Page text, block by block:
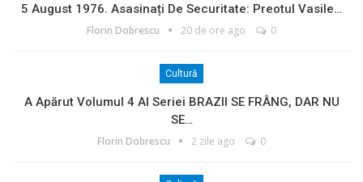
5 August 1976. Asasinați De Securitate: Preotul Vasile…
Florin Dobrescu 20 de ore ago 0
Cultură
A Apărut Volumul 4 Al Seriei BRAZII SE FRÂNG, DAR NU
SE…
Florin Dobrescu 2 zile ago 0